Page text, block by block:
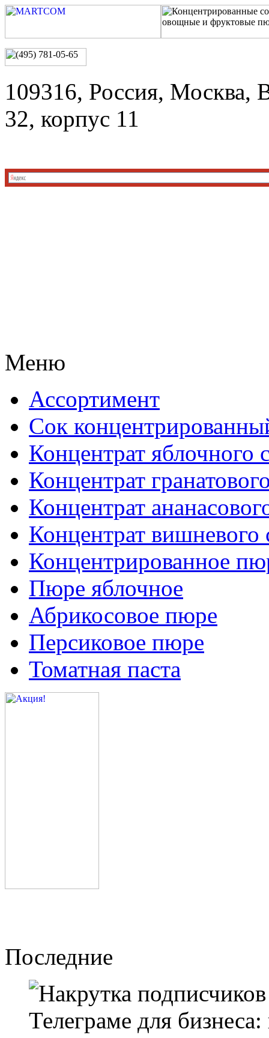
109316, Россия, Москва,
32, корпус 11
Меню
Ассортимент
Сок
Концентрат яблочного
Концентрат
Концентрат
Концентрат вишневого
Концентрированное
Пюре яблочное
Абрикосовое пюре
Персиковое пюре
Томатная паста
Последние